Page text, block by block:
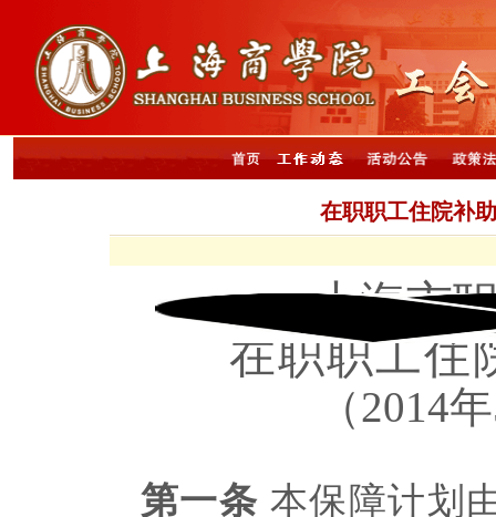
在职职工住院补
上海市
在职职工住
（2014年
第一条 本保障计划